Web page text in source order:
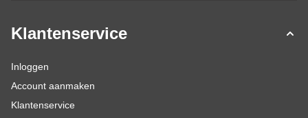
Klantenservice
Inloggen
Account aanmaken
Klantenservice